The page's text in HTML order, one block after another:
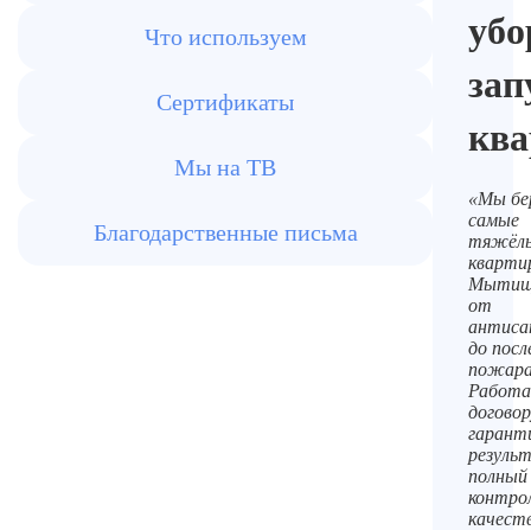
Что используем
Сертификаты
Мы на ТВ
Благодарственные письма
«Мы
самые
от
до
полный